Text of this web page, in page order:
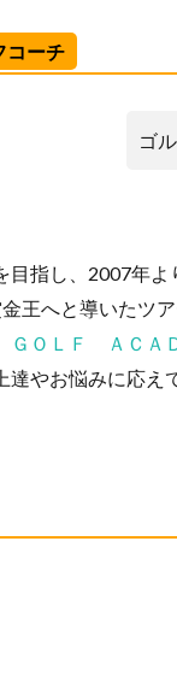
コーチ
ゴ
指し、2007年よ
王へと導いたツ
ＧＯＬＦ ＡＣＡ
やお悩みに応え